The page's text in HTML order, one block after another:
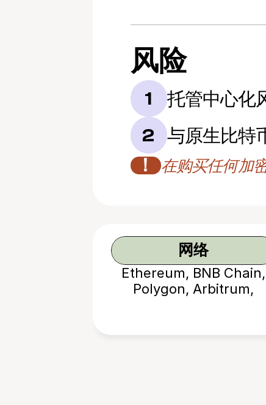
风险
1 托管中心化
2 与原生比特
！ 在购买任何加
网络
Ethereum, BNB Chain,
Polygon, Arbitrum,